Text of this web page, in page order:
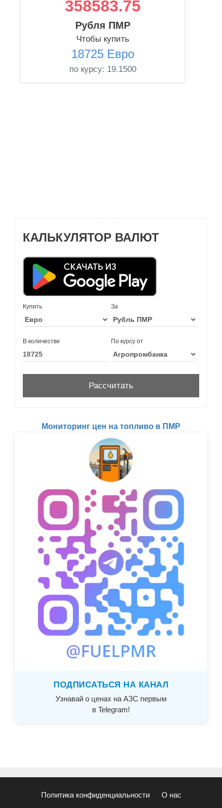
358583.75
Рубля ПМР
Чтобы купить
18725 Евро
по курсу: 19.1500
КАЛЬКУЛЯТОР ВАЛЮТ
Купить За
В количестве По курсу от
Мониторинг цен на топливо в ПМР
ПОДПИСАТЬСЯ НА КАНАЛ
Узнавай о ценах на АЗС первым
в Telegram!
Политика конфиденциальности О нас